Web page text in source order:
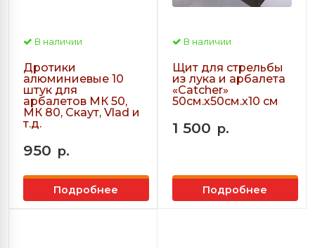
В наличии
Дротики
алюминиевые 10
штук для
арбалетов МК 50,
МК 80, Скаут, Vlad и
т.д.
950 р.
Подробнее
В наличии
Щит для стрельбы
из лука и арбалета
«Сatcher»
50см.х50см.х10 см
1 500 р.
Подробнее